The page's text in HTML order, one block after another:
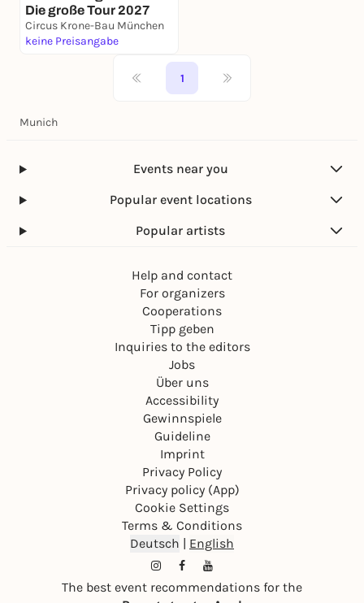
Die große Tour 2027
Circus Krone-Bau München
keine Preisangabe
1
Munich
Events near you
Popular event locations
Popular artists
Help and contact
For organizers
Cooperations
Tipp geben
Inquiries to the editors
Jobs
Über uns
Accessibility
Gewinnspiele
Guideline
Imprint
Privacy Policy
Privacy policy (App)
Cookie Settings
Terms & Conditions
Deutsch
English
The best event recommendations for the